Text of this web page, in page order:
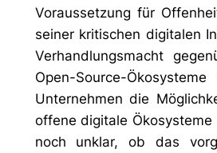
Voraussetzung für
seiner kritischen digitalen
Verhandlungsmacht
Open-Source-
Unternehmen die
offene digitale
noch unklar, ob das